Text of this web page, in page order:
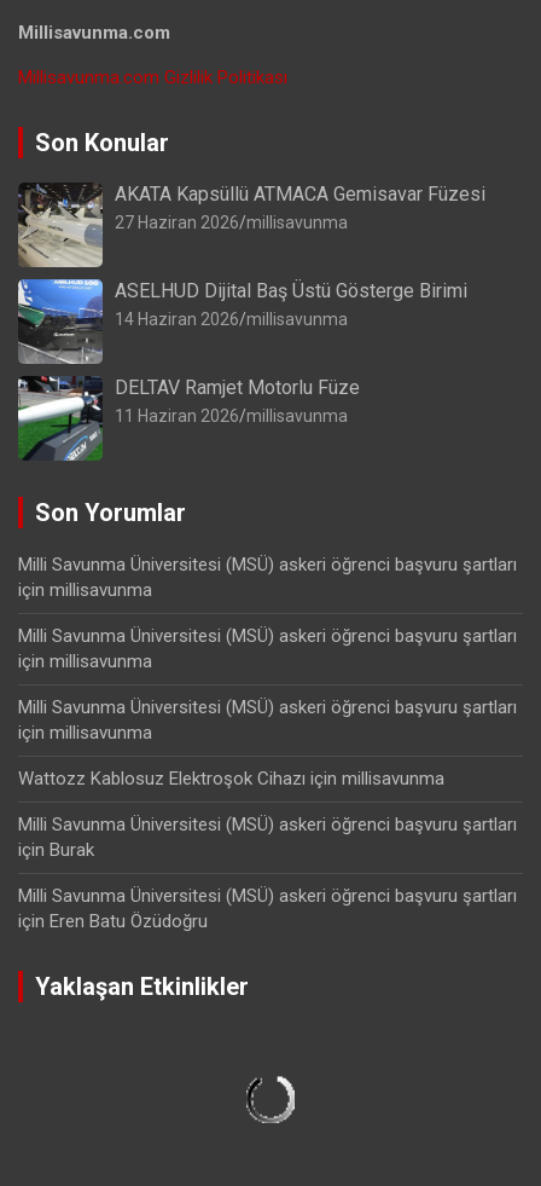
Millisavunma.com
Millisavunma.com Gizlilik Politikası
Son Konular
AKATA Kapsüllü ATMACA Gemisavar Füzesi
27 Haziran 2026 millisavunma
ASELHUD Dijital Baş Üstü Gösterge Birimi
14 Haziran 2026 millisavunma
DELTAV Ramjet Motorlu Füze
11 Haziran 2026 millisavunma
Son Yorumlar
Milli Savunma Üniversitesi (MSÜ) askeri öğrenci başvuru şartları
için millisavunma
Milli Savunma Üniversitesi (MSÜ) askeri öğrenci başvuru şartları
için millisavunma
Milli Savunma Üniversitesi (MSÜ) askeri öğrenci başvuru şartları
için millisavunma
Wattozz Kablosuz Elektroşok Cihazı için millisavunma
Milli Savunma Üniversitesi (MSÜ) askeri öğrenci başvuru şartları
için Burak
Milli Savunma Üniversitesi (MSÜ) askeri öğrenci başvuru şartları
için Eren Batu Özüdoğru
Yaklaşan Etkinlikler